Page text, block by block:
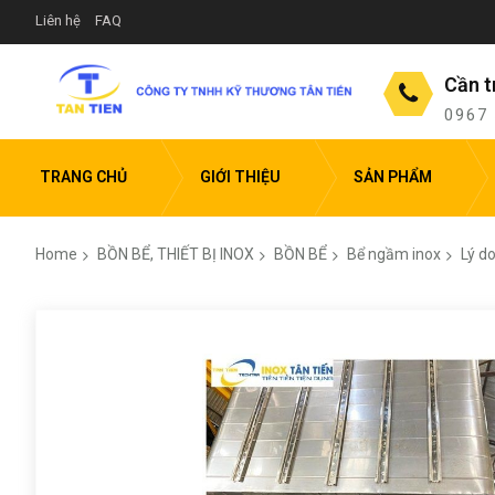
Liên hệ FAQ
Cần
0967
TRANG CHỦ GIỚI THIỆU SẢN PHẨM
Home BỒN BỂ, THIẾT BỊ INOX BỒN BỂ Bể ngầm inox Lý